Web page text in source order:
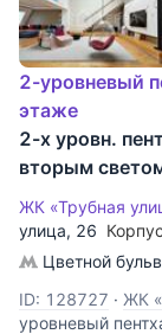
2-уровневый
этаже
2-х уровн.
вторым
ЖК «Трубная
улица, 26
Цветной
ID: 128727 · ЖК
уровневый